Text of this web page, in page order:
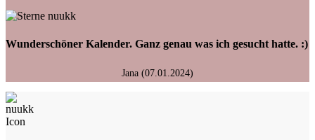
Wunderschöner Kalender. Ganz genau was ich gesucht hatte. :)
Jana (07.01.2024)